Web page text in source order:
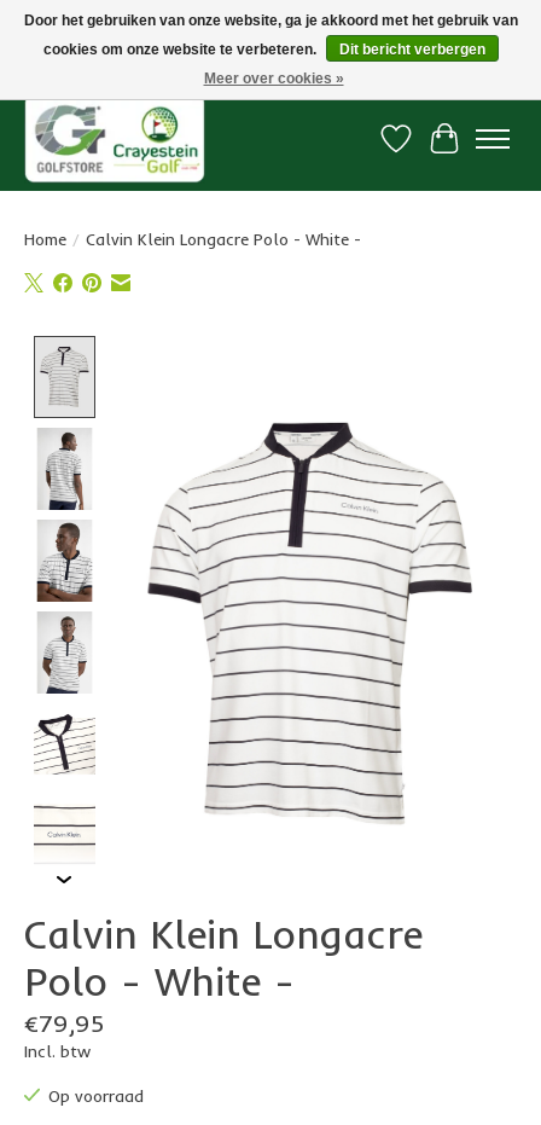
Snelle levering, gratis vanaf € 100. Onze oncourse Golfshop in Dordrecht is
Verlanglijst
Home / Calvin Klein Longacre Polo - White -
Calvin Klein Longacre
Polo - White -
€79,95
Incl. btw
Op voorraad
Door het gebruiken van onze website, ga je akkoord met het gebruik van
cookies om onze website te verbeteren.
Dit bericht verbergen
Meer over cookies »